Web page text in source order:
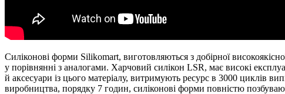
Силіконові форми Silikomart, виготовляються з добірної
у порівнянні з аналогами. Харчовий силікон LSR, має високі
й аксесуари із цього матеріалу, витримують ресурс в 3000 циклів
виробництва, порядку 7 годин, силіконові форми повністю